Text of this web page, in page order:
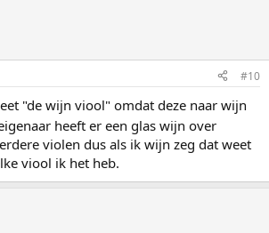
#10
"de wijn viool" omdat deze naar wijn
heeft er een glas wijn over
violen dus als ik wijn zeg dat weet
viool ik het heb.